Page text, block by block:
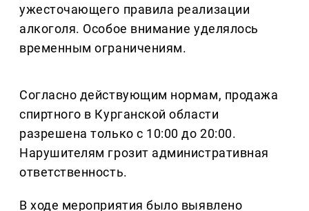
ужесточающего правила реализации
алкоголя. Особое внимание уделялось
временным ограничениям.
Согласно действующим нормам, продажа
спиртного в Курганской области
разрешена только с 10:00 до 20:00.
Нарушителям грозит административная
ответственность.
В ходе мероприятия было выявлено